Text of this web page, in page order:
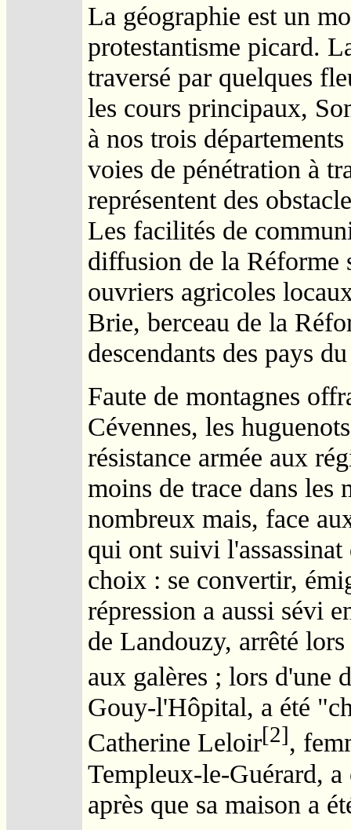
La géographie est un
protestantisme picard.
traversé par quelques
les cours principaux,
à nos trois
voies de pénétration à
représentent des
Les facilités de
diffusion de la Réforme
ouvriers agricoles
Brie, berceau de la
descendants des pays
Faute de montagnes
Cévennes, les
résistance armée aux
moins de trace dans les
nombreux mais, face
qui ont suivi
choix : se convertir,
répression a aussi sévi
de Landouzy, arrêté
aux galères ; lors d'une
Gouy-l'Hôpital, a été
Catherine Leloir[2],
Templeux-le-Guérard,
après que sa maison a